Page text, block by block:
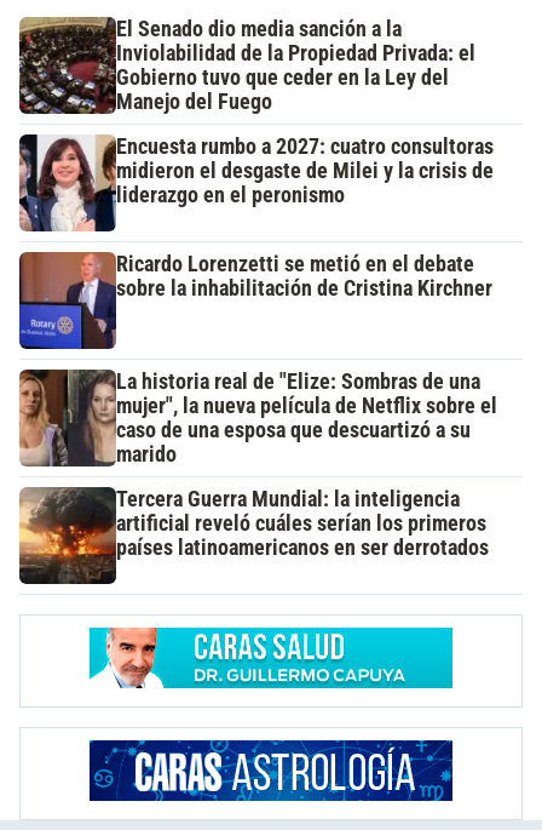
El Senado dio media sanción a la
Inviolabilidad de la Propiedad Privada: el
Gobierno tuvo que ceder en la Ley del
Manejo del Fuego
Encuesta rumbo a 2027: cuatro consultoras
midieron el desgaste de Milei y la crisis de
liderazgo en el peronismo
Ricardo Lorenzetti se metió en el debate
sobre la inhabilitación de Cristina Kirchner
La historia real de "Elize: Sombras de una
mujer", la nueva película de Netflix sobre el
caso de una esposa que descuartizó a su
marido
Tercera Guerra Mundial: la inteligencia
artificial reveló cuáles serían los primeros
países latinoamericanos en ser derrotados